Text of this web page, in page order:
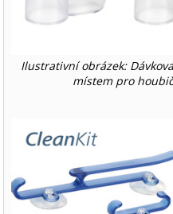
Ilustrativní obrázek:
místem pro